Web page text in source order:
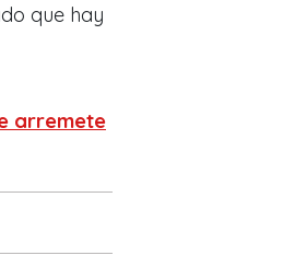
que hay
arremete